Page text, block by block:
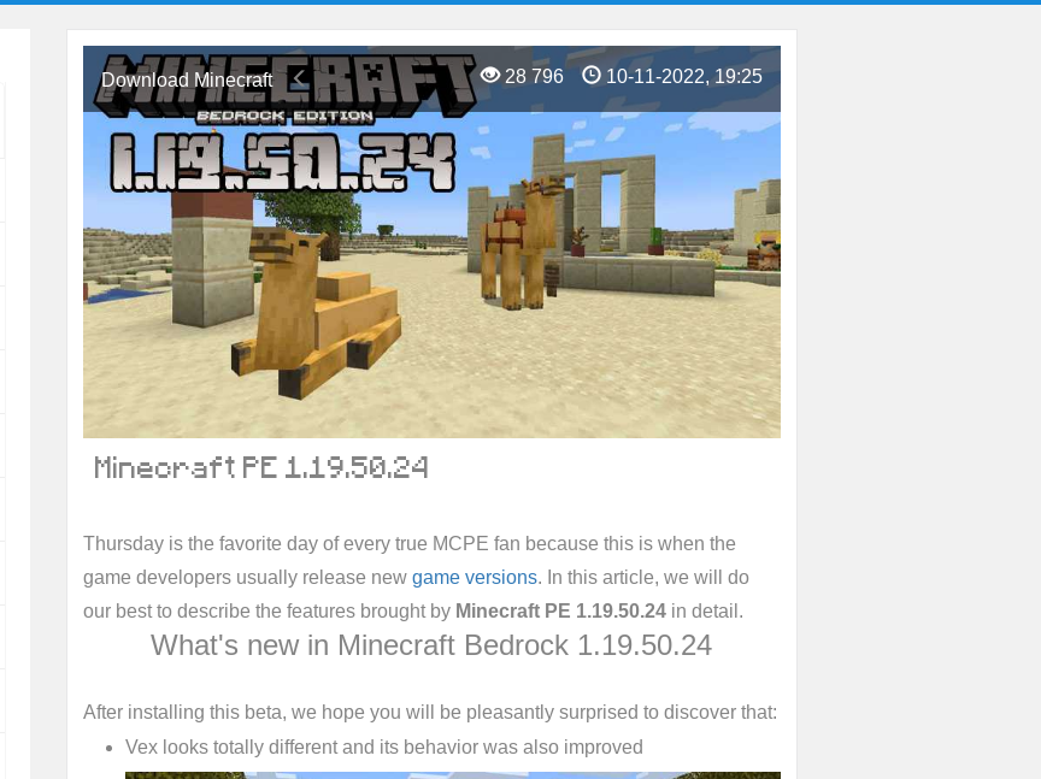
Download Minecraft 10-11-2022, 19:25
28 796
Minecraft PE 1.19.50.24
Thursday is the favorite day of every true MCPE fan because this is when the
game developers usually release new game versions. In this article, we will do
our best to describe the features brought by Minecraft PE 1.19.50.24in detail.
What's new in Minecraft Bedrock 1.19.50.24
After installing this beta, we hope you will be pleasantly surprised to discover that:
Vex looks totally different and its behavior was also improved